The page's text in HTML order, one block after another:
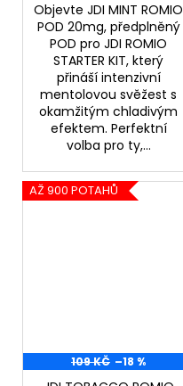
Objevte JDI MINT ROMIO
POD 20mg, předplněný
POD pro JDI ROMIO
STARTER KIT, který
přináší intenzivní
mentolovou svěžest s
okamžitým chladivým
efektem. Perfektní
volba pro ty,...
AŽ 900 POTAHŮ
109 KČ –18 %